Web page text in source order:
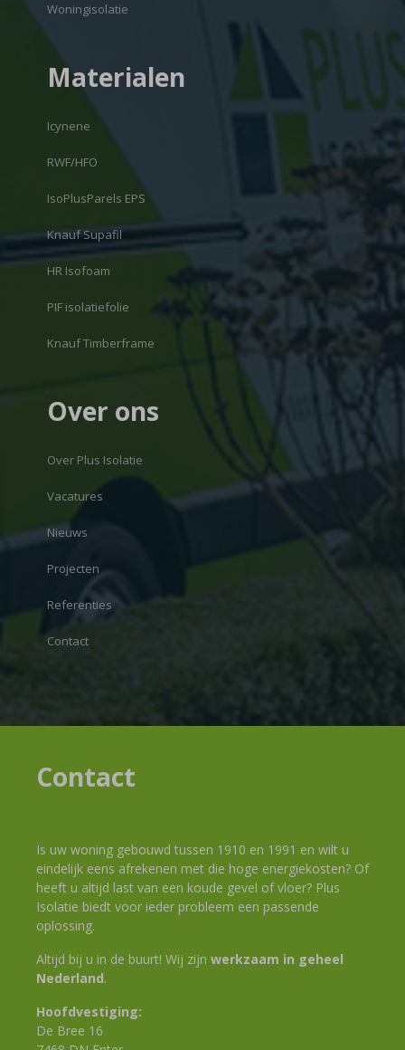
Woningisolatie
Materialen
Icynene
RWF/HFO
IsoPlusParels EPS
Knauf Supafil
HR Isofoam
PIF isolatiefolie
Knauf Timberframe
Over ons
Over Plus Isolatie
Vacatures
Nieuws
Projecten
Referenties
Contact
Contact
Is uw woning gebouwd tussen 1910 en 1991 en wilt u
eindelijk eens afrekenen met die hoge energiekosten? Of
heeft u altijd last van een koude gevel of vloer? Plus
Isolatie biedt voor ieder probleem een passende
oplossing.
Altijd bij u in de buurt! Wij zijn werkzaam in geheel
Nederland.
Hoofdvestiging:
De Bree 16